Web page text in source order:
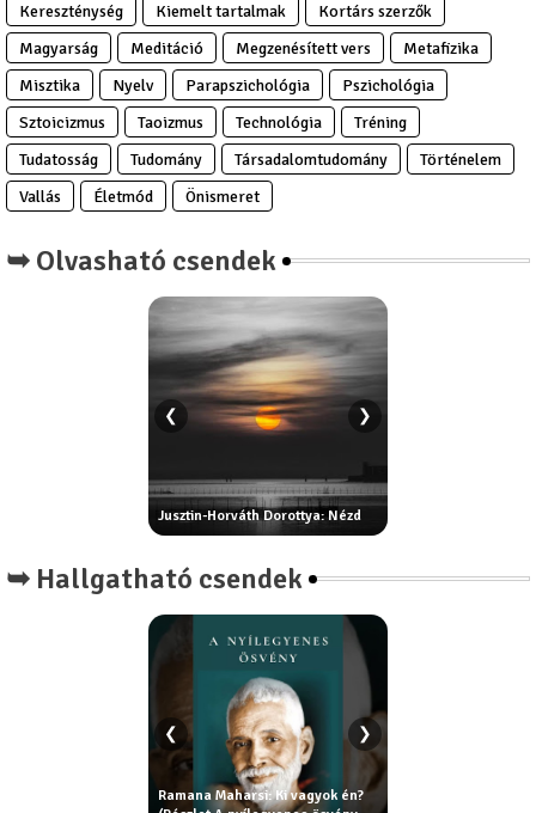
Kereszténység
Kiemelt tartalmak
Kortárs szerzők
Magyarság
Meditáció Megzenésített vers
Metafizika
Misztika
Nyelv Parapszichológia
Pszichológia
Sztoicizmus
Taoizmus Technológia
Tréning
Tudatosság
Tudomány Társadalomtudomány
Történelem
Vallás
Életmód Önismeret
➥ Olvasható csendek
Jusztin-Horváth Dorottya: Nézd
❮ ❯
➥ Hallgatható csendek
Ramana Maharsi: Ki vagyok én?
❮ ❯